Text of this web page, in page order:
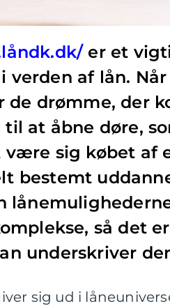
er et
verden af lån.
de drømme, der
at åbne døre,
være sig købet af
bestemt
så det
underskriver
sig ud i